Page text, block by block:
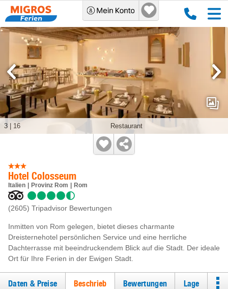
Hotel Colosseum
Italien Provinz Rom Rom
(2605) Tripadvisor Bewertungen
Inmitten von Rom gelegen, bietet dieses charmante
Dreisternehotel persönlichen Service und eine herrliche
Dachterrasse mit beeindruckendem Blick auf die Stadt. Der ideale
Ort für Ihre Ferien in der Ewigen Stadt.
Restaurant
3 16
Daten & Preise Beschrieb Bewertungen Lage